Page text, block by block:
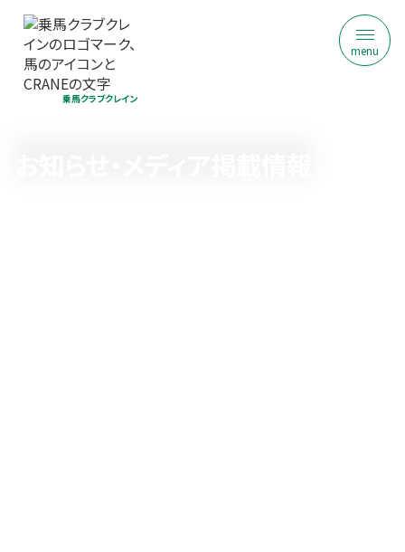
乗馬クラブクレイン
menu